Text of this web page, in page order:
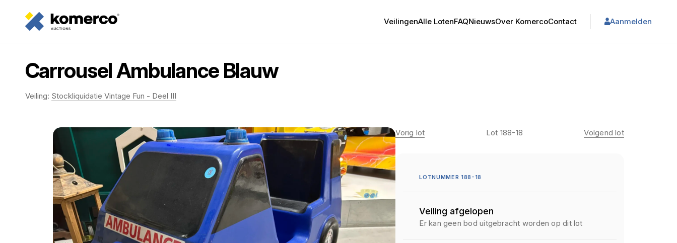
VeilingenAlle LotenFAQNieuwsOver KomercoContact Aanmelden
Carrousel Ambulance Blauw
Veiling: Stockliquidatie Vintage Fun - Deel III
Vorig lot Lot 188-18 Volgend lot
LOTNUMMER 188-18
Veiling afgelopen
Er kan geen bod uitgebracht worden op dit lot